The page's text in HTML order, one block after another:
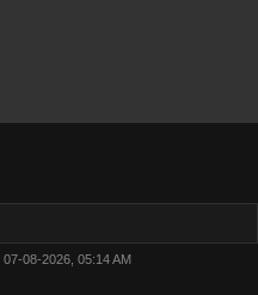
07-08-2026, 05:14 AM